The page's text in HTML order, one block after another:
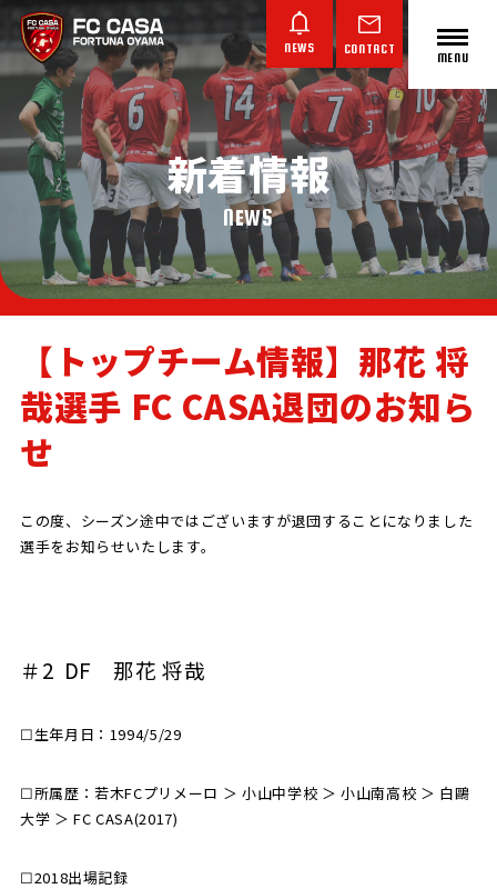
NEWS CONTACT
ABOUT FC CASA
クラブ概要
TOP TEAM
トップチーム
JUNIOR YOUTH
ジュニアユース
JUNIOR
ジュニア
SCHOOL CP SOCCER
オリジナルグッズ
MENU
新着情報
NEWS
【トップチーム情報】那花 将
哉選手 FC CASA退団のお知ら
せ
この度、シーズン途中ではございますが退団することになりました
選手をお知らせいたします。
＃2 DF 那花 将哉
☐生年月日：1994/5/29
☐所属歴：若木FCプリメーロ ＞ 小山中学校 ＞ 小山南高校 ＞ 白鷗
大学 ＞ FC CASA(2017)
☐2018出場記録